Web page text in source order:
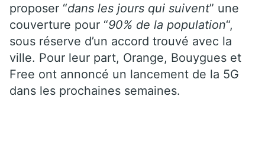
proposer “dans les jours qui suivent” une
couverture pour “90% de la population“,
sous réserve d’un accord trouvé avec la
ville. Pour leur part, Orange, Bouygues et
Free ont annoncé un lancement de la 5G
dans les prochaines semaines.